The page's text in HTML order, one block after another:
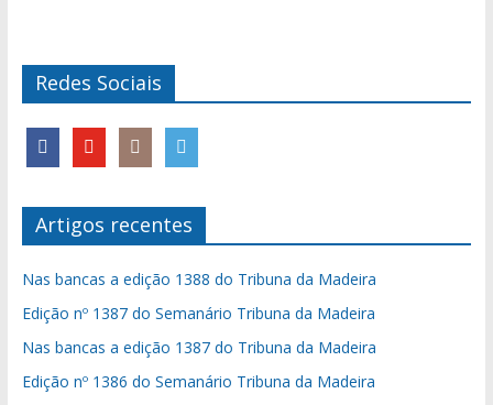
Redes Sociais
Artigos recentes
Nas bancas a edição 1388 do Tribuna da Madeira
Edição nº 1387 do Semanário Tribuna da Madeira
Nas bancas a edição 1387 do Tribuna da Madeira
Edição nº 1386 do Semanário Tribuna da Madeira